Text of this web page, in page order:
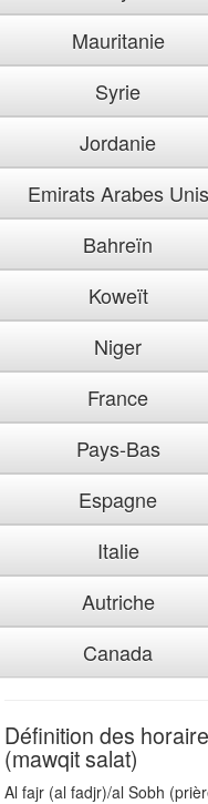
Mauritanie
Syrie
Jordanie
Emirats Arabes Unis
Bahreïn
Koweït
Niger
France
Pays-Bas
Espagne
Italie
Autriche
Canada
Définition des
(mawqit salat)
Al fajr (al fadjr)/al Sobh